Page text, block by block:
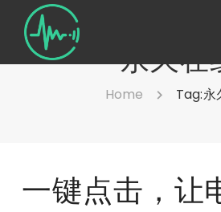
永久在
Home Tag:永
一键点击，让